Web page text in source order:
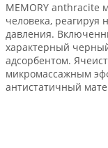
MEMORY anthracite
человека, реагируя
давления.
характерный
адсорбентом.
микромассажным
антистатичный